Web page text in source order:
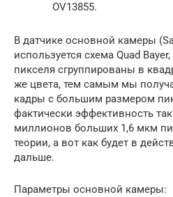
OV13855.
В датчике основной камеры
используется схема Quad
пикселя сгруппированы в
же цвета, тем самым мы
кадры с большим размером
фактически эффективность
миллионов больших 1,6 мкм
теории, а вот как будет в
дальше.
Параметры основной камеры: